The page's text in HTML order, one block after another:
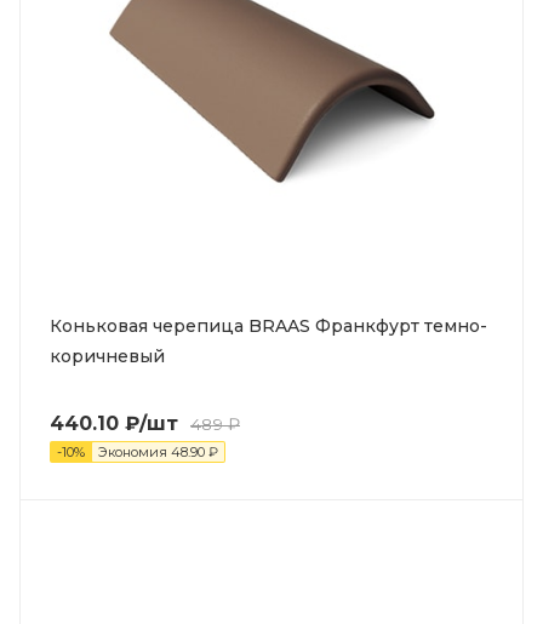
Коньковая черепица BRAAS Франкфурт темно-
коричневый
440.10 ₽/шт 489₽
-10% Экономия 48.90 ₽